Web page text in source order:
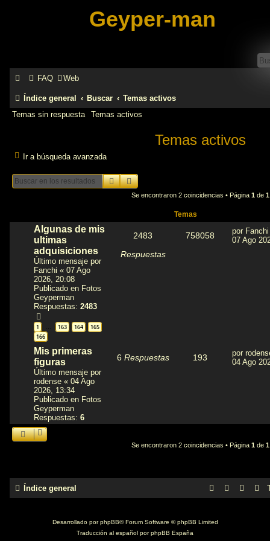
Geyper-man
FAQ Web
Índice general Buscar
Temas activos
Temas sin respuesta
Temas activos
Temas activos
Ir a búsqueda avanzada
BuscarBúsqueda avanzada
Se encontraron 2 coincidencias • Página 1 de 1
Temas
Algunas de mis
ultimas
adquisiciones
Último mensaje por
Fanchi « 07 Ago
2026, 20:08
Publicado en Fotos
Geyperman
Respuestas: 2483
1 … 163 164
165
166
2483
Respuestas
758058 por Fanchi
07 Ago
Mis primeras
figuras
Último mensaje por
rodense « 04 Ago
2026, 13:34
Publicado en Fotos
Geyperman
Respuestas: 6
6 Respuestas 193 por
04 Ago
Se encontraron 2 coincidencias • Página 1 de 1
Índice general
Desarrollado porphpBB® Forum Software © phpBB Limited
Traducción al español porphpBB España